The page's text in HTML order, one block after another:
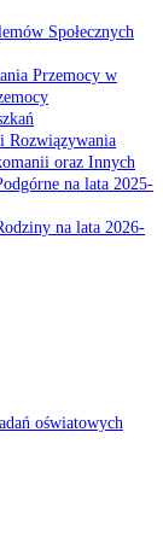
Społecznych
Przemocy w
oraz Innych
na lata 2025-
na lata 2026-
oświatowych